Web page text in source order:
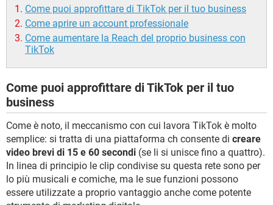
Come puoi approfittare di TikTok per il tuo business
Come aprire un account professionale
Come aumentare la Reach del proprio business con
TikTok
Come puoi approfittare di TikTok per il tuo
business
Come è noto, il meccanismo con cui lavora TikTok è molto
semplice: si tratta di una piattaforma ch consente di creare
video brevi di 15 e 60 secondi (se li si unisce fino a quattro).
In linea di principio le clip condivise su questa rete sono per
lo più musicali e comiche, ma le sue funzioni possono
essere utilizzate a proprio vantaggio anche come potente